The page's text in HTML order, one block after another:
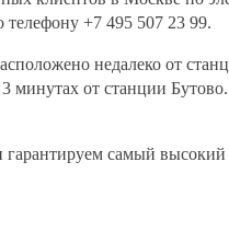
+7 495 507 23 99.
недалеко от
минутах от станции
самый высокий